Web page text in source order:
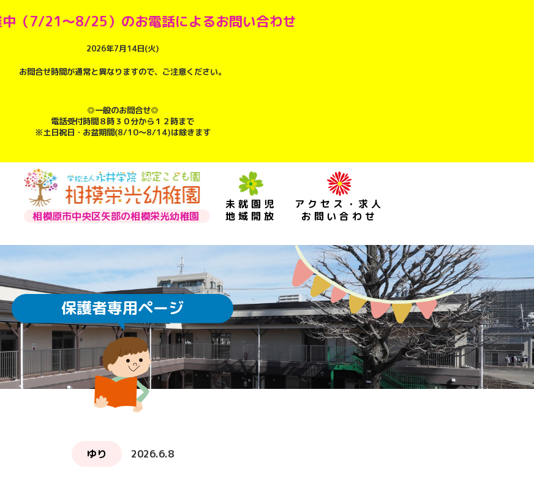
中（7/21～8/25）のお電話によるお問い合わせ
2026年7月14日(火)
お問合せ時間が通常と異なりますので、ご注意ください。
◎一般のお問合せ◎
電話受付時間８時３０分から１２時まで
※土日祝日・お盆期間(8/10～8/14)は除きます
相模原市中央区矢部の相模栄光幼稚園
通園方法 ICTの利用 園の概要
クラスについて 給食・食育 預かり保育 課外教室
未就園児
地域開放
就園児教室
園庭開放
子育てサロン ぽかぽか
地域開放
アクセス・求人
お問い合わせ
求人情報 お問い合わせ
保護者専用ページ
ゆり 2026.6.8